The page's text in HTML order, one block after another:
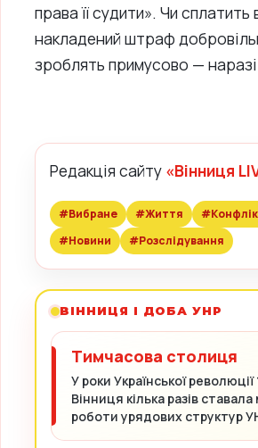
права її судити». Чи сплатить
накладений штраф
зроблять примусово —
Редакція сайту «Вінниця
#Вибране #Життя
#Новини
#Розслідування
ВІННИЦЯ І ДОБА УНР
Тимчасова столиця
У роки Української революції
Вінниця кілька разів
роботи урядових структур